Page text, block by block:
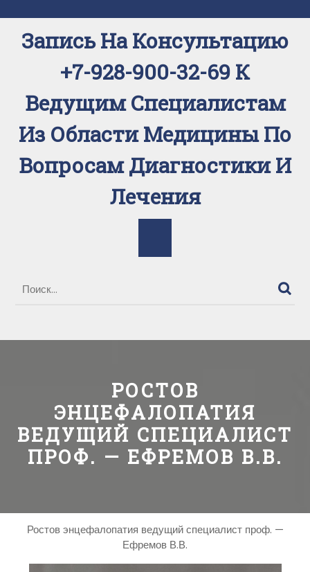
к
содержимому
Запись На Консультацию
+7-928-900-32-69 К
Ведущим Специалистам
Из Области Медицины По
Вопросам Диагностики И
Лечения
РОСТОВ
ЭНЦЕФАЛОПАТИЯ
ВЕДУЩИЙ СПЕЦИАЛИСТ
ПРОФ. — ЕФРЕМОВ В.В.
Ростов энцефалопатия ведущий специалист проф. —
Ефремов В.В.